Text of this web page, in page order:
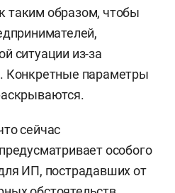
таким образом, чтобы
ситуации из-за
Конкретные параметры
сейчас
особого
ИП, пострадавших от